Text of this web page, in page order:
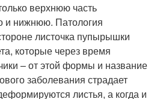
верхнюю часть
и нижнюю. Патология
листочка пупырышки
которые через время
– от этой формы и название
заболевания страдает
листья, а когда и